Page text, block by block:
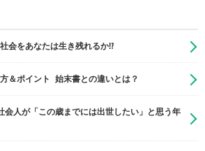
会をあなたは生き残れるか⁉
＆ポイント 始末書との違いとは？
人が「この歳までには出世したい」と思う年